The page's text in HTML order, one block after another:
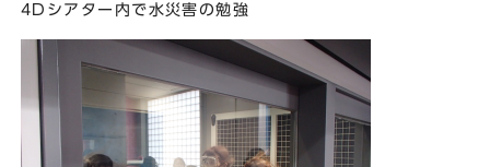
4Dシアター内で水災害の勉強